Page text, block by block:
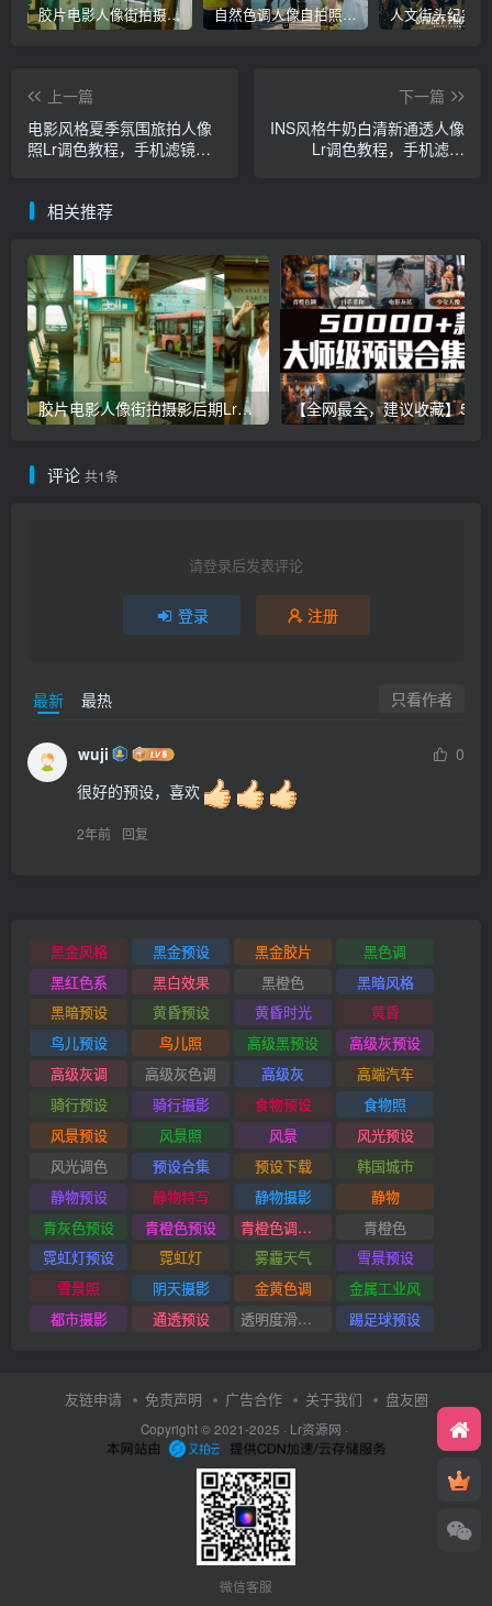
胶片电影人像街拍摄影后期Lr调色教程，手机滤镜PS+Lightroom预设下载！ 自然色调人像自拍照后期Lr调色教程，手机滤镜PS+Lightroom预设下载！
上一篇
电影风格夏季氛围旅拍人像
照Lr调色教程，手机滤镜
下一篇
INS风格牛奶白清新通透人像
Lr调色教程，手机滤镜
相关推荐
胶片电影人像街拍摄影后期Lr调色教程，手机滤镜PS+Lightroom预设下载！
评论 共1条
请登录后发表评论
登录 注册
最新 最热 只看作者
wuji
0
很好的预设，喜欢
2年前 回复
黑金风格 黑金预设 黑金胶片
黑色调
黑红色系
黑白效果 黑橙色
黑暗风格
黑暗预设
黄昏预设 黄昏时光
黄昏
鸟儿预设
鸟儿照 高级黑预设
高级灰预设
高级灰调
高级灰色调 高级灰
高端汽车
骑行预设
骑行摄影 食物预设
食物照
风景预设
风景照 风景
风光预设
风光调色
预设合集 预设下载
韩国城市
静物预设
静物特写 静物摄影
静物
青灰色预设
青橙色预设 青橙色调预设
青橙色
霓虹灯预设
霓虹灯 雾霾天气
雪景预设
雪景照
阴天摄影 金黄色调
金属工业风
都市摄影
通透预设 透明度滑块插件 踢足球预设
友链申请 免责声明 广告合作 关于我们 盘友圈
Copyright © 2021-2025 · Lr资源网 ·
微信客服